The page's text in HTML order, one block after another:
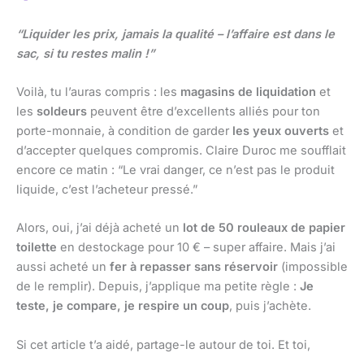
“Liquider les prix, jamais la qualité – l’affaire est dans le
sac, si tu restes malin !”
Voilà, tu l’auras compris : les magasins de liquidation et
les soldeurs peuvent être d’excellents alliés pour ton
porte-monnaie, à condition de garder les yeux ouverts et
d’accepter quelques compromis. Claire Duroc me soufflait
encore ce matin : “Le vrai danger, ce n’est pas le produit
liquide, c’est l’acheteur pressé.”
Alors, oui, j’ai déjà acheté un lot de 50 rouleaux de papier
toilette en destockage pour 10 € – super affaire. Mais j’ai
aussi acheté un fer à repasser sans réservoir (impossible
de le remplir). Depuis, j’applique ma petite règle : Je
teste, je compare, je respire un coup, puis j’achète.
Si cet article t’a aidé, partage-le autour de toi. Et toi,